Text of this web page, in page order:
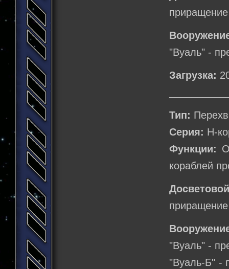
"Вуаль" -
Загрузка:
Тип:
Серия: Н-
Функции:
кораблей
"Вуаль" -
"Вуаль-Б" -